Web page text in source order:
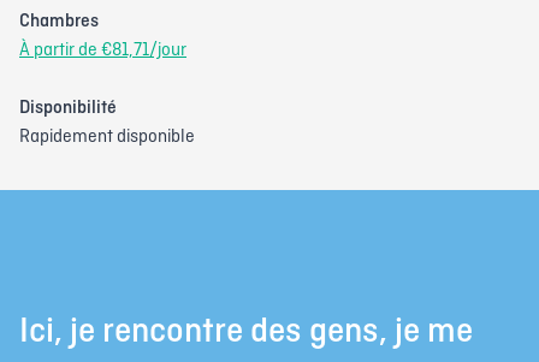
Chambres
À partir de €81,71/jour
Disponibilité
Rapidement disponible
Ici, je rencontre des gens, je me